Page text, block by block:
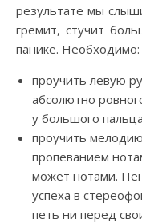
результате мы
гремит, стучит
панике. Необходимо:
проучить левую
абсолютно
у большого
проучить
пропеванием
может нотами.
успеха в
петь ни перед